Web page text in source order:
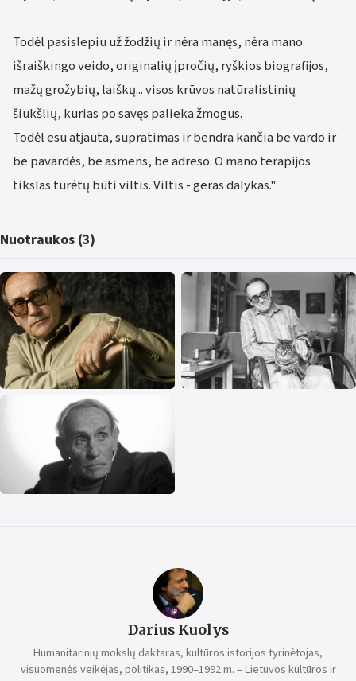
Todėl pasislepiu už žodžių ir nėra manęs, nėra mano
išraiškingo veido, originalių įpročių, ryškios biografijos,
mažų grožybių, laiškų... visos krūvos natūralistinių
šiukšlių, kurias po savęs palieka žmogus.
Todėl esu atjauta, supratimas ir bendra kančia be vardo ir
be pavardės, be asmens, be adreso. O mano terapijos
tikslas turėtų būti viltis. Viltis - geras dalykas."
Nuotraukos (3)
Darius Kuolys
Humanitarinių mokslų daktaras, kultūros istorijos tyrinėtojas,
visuomenės veikėjas, politikas, 1990–1992 m. – Lietuvos kultūros ir